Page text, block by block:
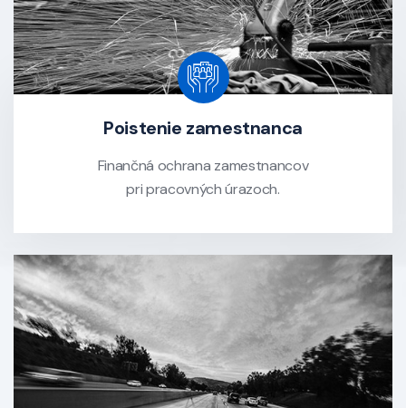
Poistenie zamestnanca
Finančná ochrana zamestnancov
pri pracovných úrazoch.